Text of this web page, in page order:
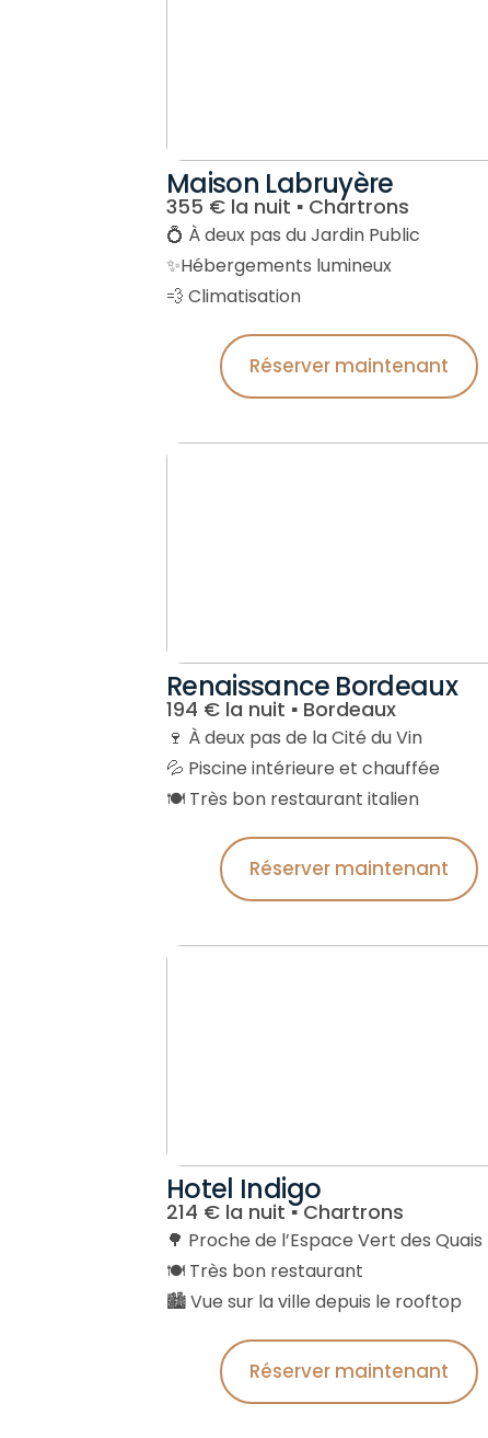
Maison Labruyère
355 € la nuit ▪︎ Chartrons
💍 À deux pas du Jardin Public
✨Hébergements lumineux
💨 Climatisation
Réserver maintenant
Renaissance Bordeaux
194 € la nuit ▪︎ Bordeaux
🍷 À deux pas de la Cité du Vin
💦 Piscine intérieure et chauffée
🍽️ Très bon restaurant italien
Réserver maintenant
Hotel Indigo
214 € la nuit ▪︎ Chartrons
🌳 Proche de l’Espace Vert des Quais
🍽️ Très bon restaurant
🏙️ Vue sur la ville depuis le rooftop
Réserver maintenant